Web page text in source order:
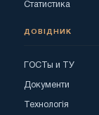
Статистика
ДОВІДНИК
ГОСТы и ТУ
Документи
Технологія